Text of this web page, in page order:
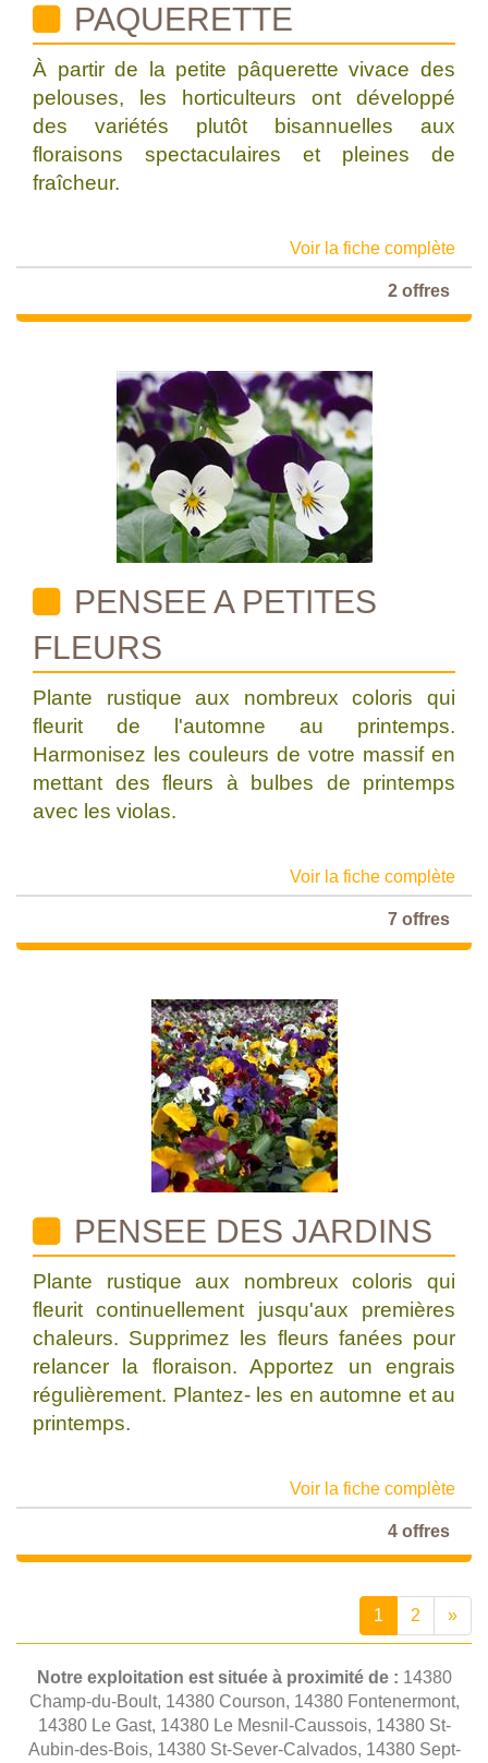
PAQUERETTE
À partir de la petite pâquerette vivace des
pelouses, les horticulteurs ont développé
des variétés plutôt bisannuelles aux
floraisons spectaculaires et pleines de
fraîcheur.
Voir la fiche complète
2 offres
PENSEE A PETITES
FLEURS
Plante rustique aux nombreux coloris qui
fleurit de l'automne au printemps.
Harmonisez les couleurs de votre massif en
mettant des fleurs à bulbes de printemps
avec les violas.
Voir la fiche complète
7 offres
PENSEE DES JARDINS
Plante rustique aux nombreux coloris qui
fleurit continuellement jusqu'aux premières
chaleurs. Supprimez les fleurs fanées pour
relancer la floraison. Apportez un engrais
régulièrement. Plantez- les en automne et au
printemps.
Voir la fiche complète
4 offres
1 2 »
Notre exploitation est située à proximité de : 14380
Champ-du-Boult, 14380 Courson, 14380 Fontenermont,
14380 Le Gast, 14380 Le Mesnil-Caussois, 14380 St-
Aubin-des-Bois, 14380 St-Sever-Calvados, 14380 Sept-